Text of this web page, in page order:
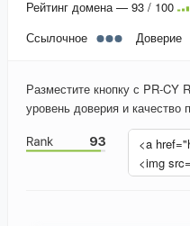
Рейтинг домена — 93 / 100
Ссылочное
Доверие
Разместите кнопку с PR-CY
уровень доверия и качество